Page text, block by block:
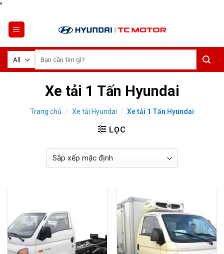
"Skip
content
kiếm:
Xe tải 1 Tấn Hyundai
Trang chủ / Xe tải Hyundai / Xe tải 1 Tấn Hyundai
LỌC